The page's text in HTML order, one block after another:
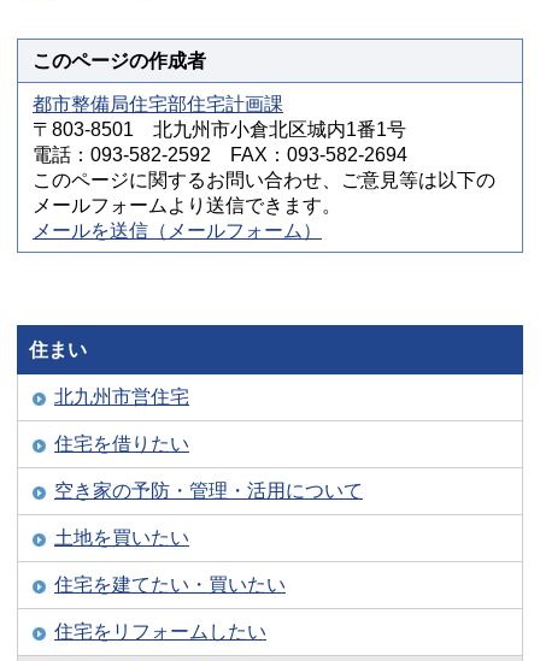
このページの作成者
都市整備局住宅部住宅計画課
〒803-8501 北九州市小倉北区城内1番1号
電話：093-582-2592 FAX：093-582-2694
このページに関するお問い合わせ、ご意見等は以下の
メールフォームより送信できます。
メールを送信（メールフォーム）
住まい
北九州市営住宅
住宅を借りたい
空き家の予防・管理・活用について
土地を買いたい
住宅を建てたい・買いたい
住宅をリフォームしたい